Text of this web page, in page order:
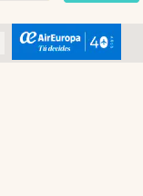
México
USA
DÓLAR BLUE $ 1540